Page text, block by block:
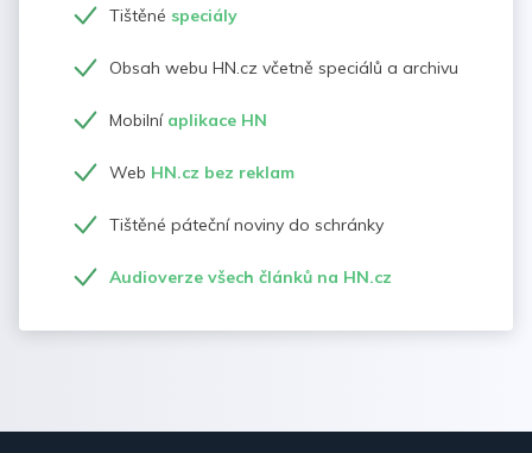
Tištěné speciály
Obsah webu HN.cz včetně speciálů a archivu
Mobilní aplikace HN
Web HN.cz bez reklam
Tištěné páteční noviny do schránky
Audioverze všech článků na HN.cz